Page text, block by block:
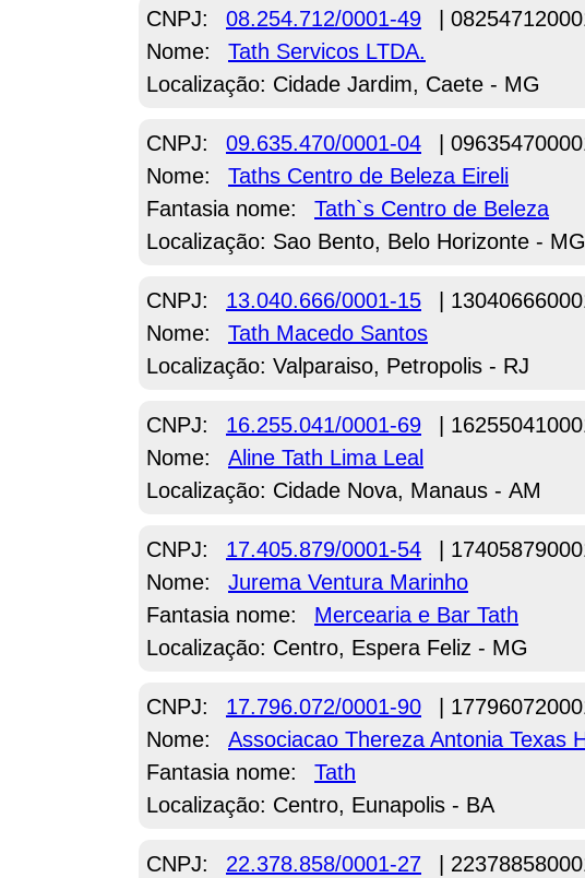
CNPJ: 08.254.712/0001-49
|
Nome:
Tath Servicos LTDA.
Localização: Cidade Jardim, Caete - MG
CNPJ: 09.635.470/0001-04
|
Nome:
Taths Centro de Beleza Eireli
Fantasia nome:
Tath`s Centro de Beleza
Localização: Sao Bento, Belo Horizonte - MG
CNPJ: 13.040.666/0001-15
|
Nome:
Tath Macedo Santos
Localização: Valparaiso, Petropolis - RJ
CNPJ: 16.255.041/0001-69
|
Nome:
Aline Tath Lima Leal
Localização: Cidade Nova, Manaus - AM
CNPJ: 17.405.879/0001-54
|
Nome:
Jurema Ventura Marinho
Fantasia nome:
Mercearia e Bar Tath
Localização: Centro, Espera Feliz - MG
CNPJ: 17.796.072/0001-90
|
Nome:
Associacao Thereza Antonia Texas
Fantasia nome:
Tath
Localização: Centro, Eunapolis - BA
CNPJ: 22.378.858/0001-27
|